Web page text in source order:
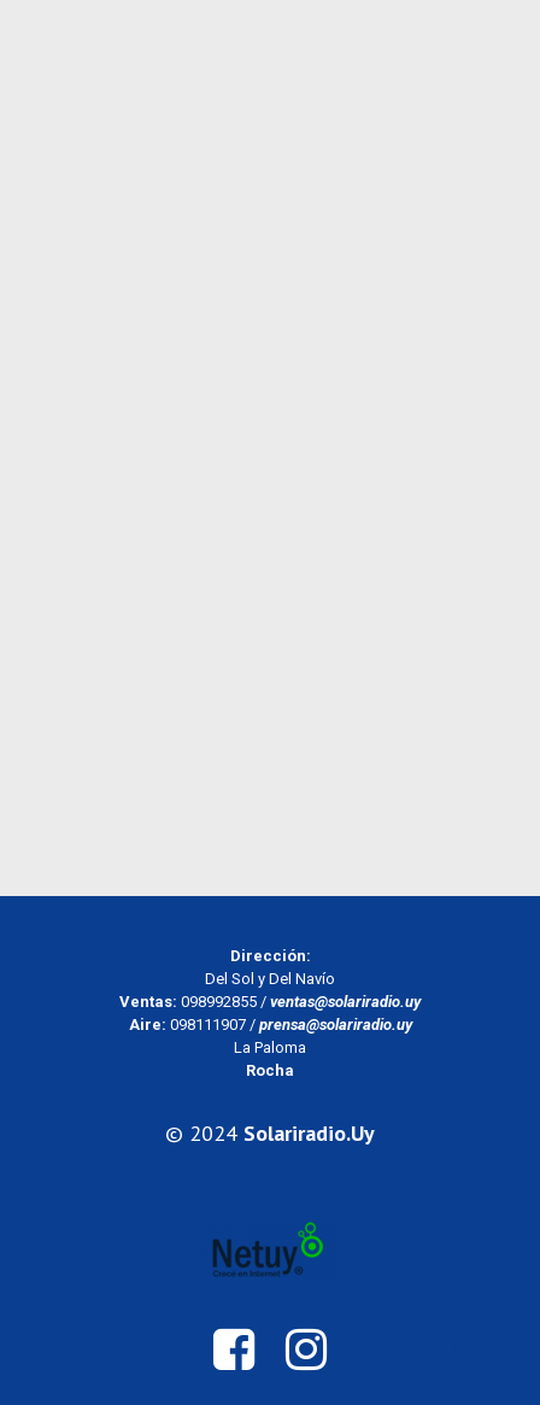
Dirección:
Del Sol y Del Navío
Ventas: 098992855 / ventas@solariradio.uy
Aire: 098111907 / prensa@solariradio.uy
La Paloma
Rocha
© 2024 Solariradio.uy
 